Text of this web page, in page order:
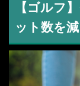
【ゴルフ
ット数を